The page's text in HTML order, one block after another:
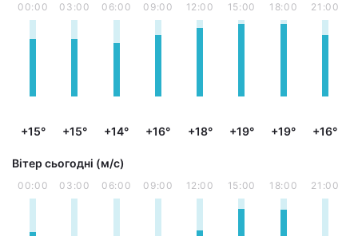
00:00
+15°
03:00
+15°
06:00
+14°
09:00
+16°
12:00
+18°
15:00
+19°
18:00
+19°
21:00
+16°
Вітер сьогодні (м/с)
00:00 03:00 06:00 09:00 12:00 15:00 18:00 21:00